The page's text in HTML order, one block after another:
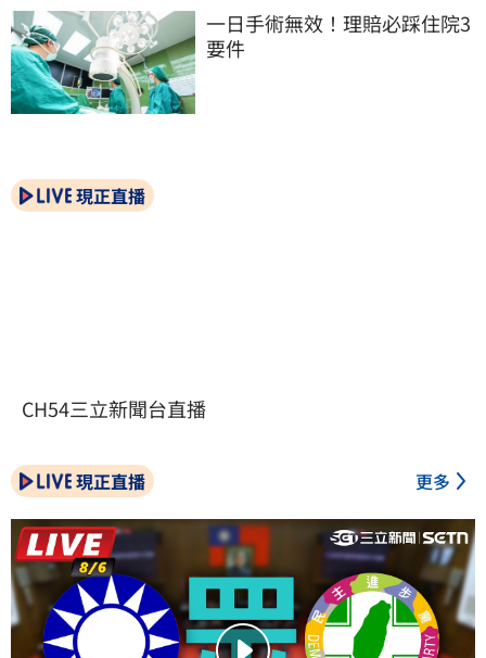
一日手術無效！理賠必踩住院3
要件
現正直播
CH54三立新聞台直播
現正直播 更多